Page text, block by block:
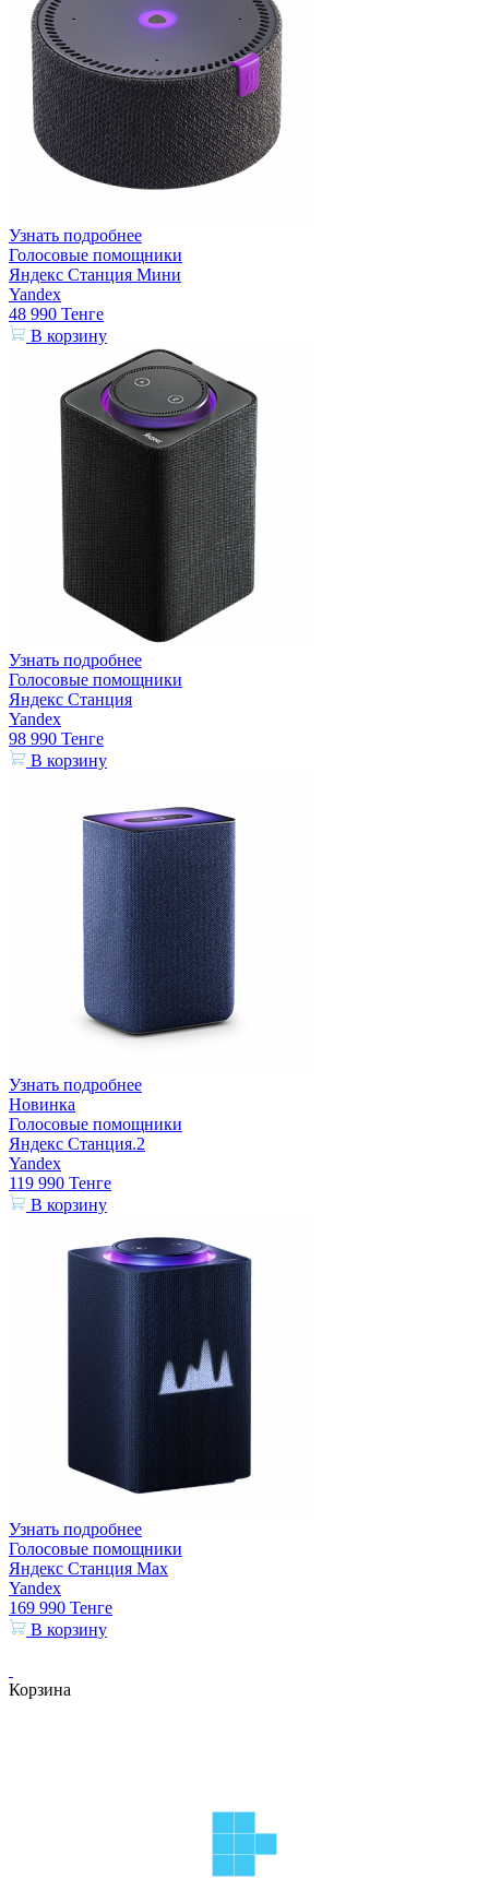
Узнать подробнее
Голосовые помощники
Яндекс Станция Мини
Yandex
48 990 Тенге
В корзину
Узнать подробнее
Голосовые помощники
Яндекс Станция
Yandex
98 990 Тенге
В корзину
Узнать подробнее
Новинка
Голосовые помощники
Яндекс Станция.2
Yandex
119 990 Тенге
В корзину
Узнать подробнее
Голосовые помощники
Яндекс Станция Max
Yandex
169 990 Тенге
В корзину
Корзина